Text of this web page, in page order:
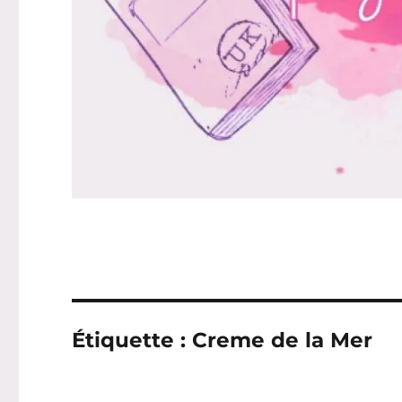
Étiquette : Creme de la Mer